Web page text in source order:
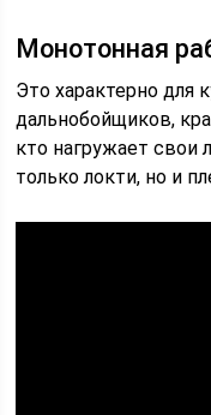
Монотонная
Это характерно для
дальнобойщиков,
кто нагружает свои
только локти, но и